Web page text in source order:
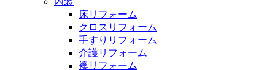
床リフォーム
クロスリフォーム
手すりリフォーム
介護リフォーム
襖リフォーム